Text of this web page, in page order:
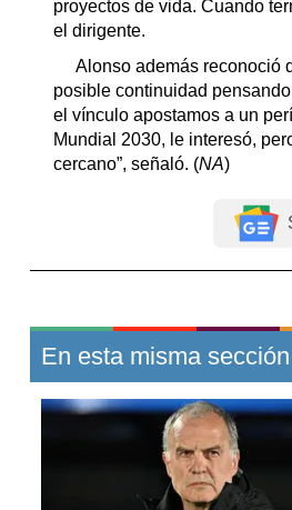
proyectos de vida. Cuando
el dirigente.
Alonso además reconoció
posible continuidad
el vínculo apostamos a un
Mundial 2030, le interesó,
cercano”, señaló. (NA)
En esta misma sección